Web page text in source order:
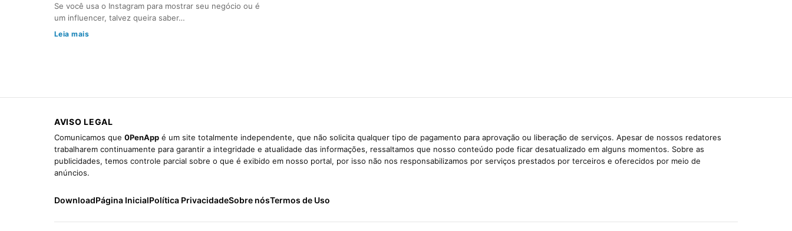
Se você usa o Instagram para mostrar seu negócio ou é
um influencer, talvez queira saber…
Leia mais
AVISO LEGAL
Comunicamos que 0PenApp é um site totalmente independente, que não solicita qualquer tipo de pagamento para aprovação ou liberação de serviços. Apesar de nossos redatores
trabalharem continuamente para garantir a integridade e atualidade das informações, ressaltamos que nosso conteúdo pode ficar desatualizado em alguns momentos. Sobre as
publicidades, temos controle parcial sobre o que é exibido em nosso portal, por isso não nos responsabilizamos por serviços prestados por terceiros e oferecidos por meio de
anúncios.
DownloadPágina InicialPolítica PrivacidadeSobre nósTermos de Uso